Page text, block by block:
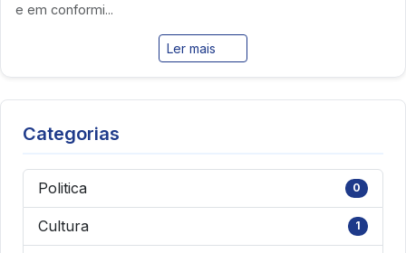
e em conformi...
Ler mais
Categorias
Politica 0
Cultura 1